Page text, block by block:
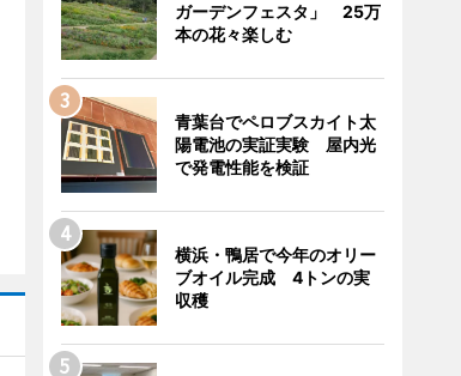
ガーデンフェスタ」 25万
本の花々楽しむ
青葉台でペロブスカイト太
陽電池の実証実験 屋内光
で発電性能を検証
横浜・鴨居で今年のオリー
ブオイル完成 4トンの実
収穫